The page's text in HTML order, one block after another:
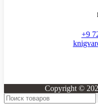
+9
Copyright ©